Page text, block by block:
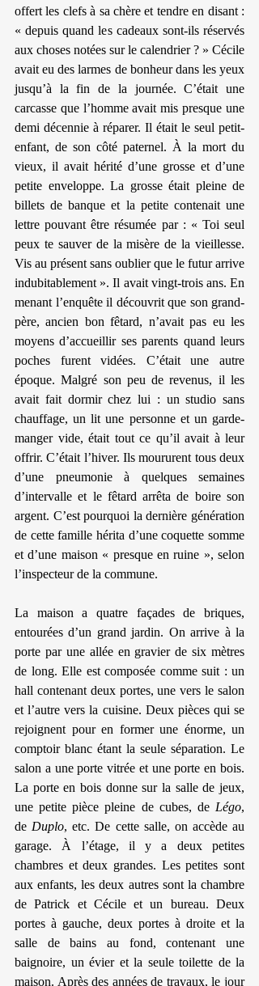
offert les clefs à sa chère et tendre en disant :
« depuis quand les cadeaux sont-ils réservés
aux choses notées sur le calendrier ? » Cécile
avait eu des larmes de bonheur dans les yeux
jusqu’à la fin de la journée. C’était une
carcasse que l’homme avait mis presque une
demi décennie à réparer. Il était le seul petit-
enfant, de son côté paternel. À la mort du
vieux, il avait hérité d’une grosse et d’une
petite enveloppe. La grosse était pleine de
billets de banque et la petite contenait une
lettre pouvant être résumée par : « Toi seul
peux te sauver de la misère de la vieillesse.
Vis au présent sans oublier que le futur arrive
indubitablement ». Il avait vingt-trois ans. En
menant l’enquête il découvrit que son grand-
père, ancien bon fêtard, n’avait pas eu les
moyens d’accueillir ses parents quand leurs
poches furent vidées. C’était une autre
époque. Malgré son peu de revenus, il les
avait fait dormir chez lui : un studio sans
chauffage, un lit une personne et un garde-
manger vide, était tout ce qu’il avait à leur
offrir. C’était l’hiver. Ils moururent tous deux
d’une pneumonie à quelques semaines
d’intervalle et le fêtard arrêta de boire son
argent. C’est pourquoi la dernière génération
de cette famille hérita d’une coquette somme
et d’une maison « presque en ruine », selon
l’inspecteur de la commune.
La maison a quatre façades de briques,
entourées d’un grand jardin. On arrive à la
porte par une allée en gravier de six mètres
de long. Elle est composée comme suit : un
hall contenant deux portes, une vers le salon
et l’autre vers la cuisine. Deux pièces qui se
rejoignent pour en former une énorme, un
comptoir blanc étant la seule séparation. Le
salon a une porte vitrée et une porte en bois.
La porte en bois donne sur la salle de jeux,
une petite pièce pleine de cubes, de Légo,
de Duplo, etc. De cette salle, on accède au
garage. À l’étage, il y a deux petites
chambres et deux grandes. Les petites sont
aux enfants, les deux autres sont la chambre
de Patrick et Cécile et un bureau. Deux
portes à gauche, deux portes à droite et la
salle de bains au fond, contenant une
baignoire, un évier et la seule toilette de la
maison. Après des années de travaux, le jour